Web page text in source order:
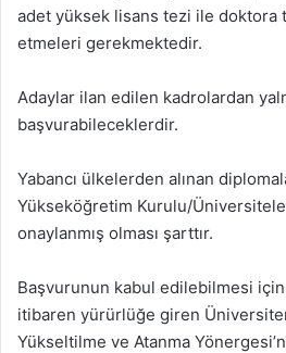
adet yüksek lisans tezi ile doktora
etmeleri gerekmektedir.
Adaylar ilan edilen kadrolardan
başvurabileceklerdir.
Yabancı ülkelerden alınan
Yükseköğretim Kurulu/
onaylanmış olması şarttır.
Başvurunun kabul edilebilmesi
itibaren yürürlüğe giren
Yükseltilme ve Atanma